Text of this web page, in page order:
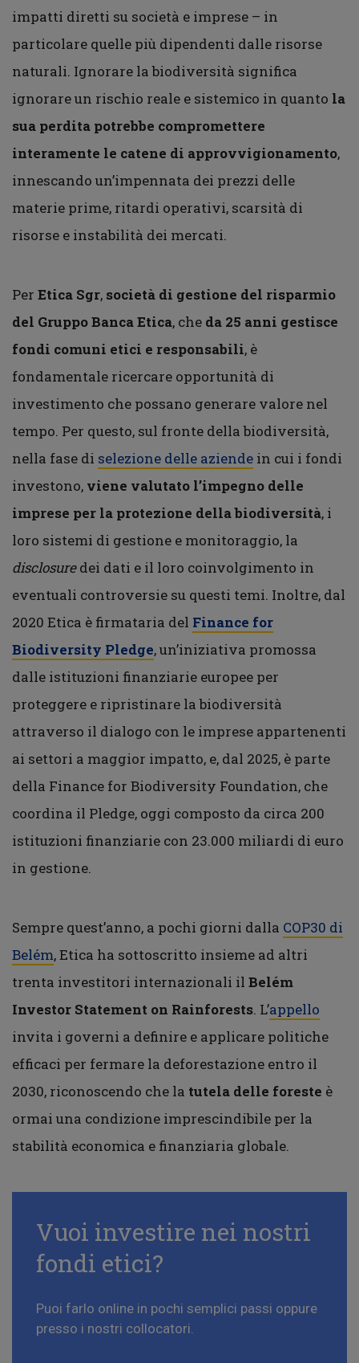
impatti diretti su società e imprese – in
particolare quelle più dipendenti dalle risorse
naturali. Ignorare la biodiversità significa
ignorare un rischio reale e sistemico in quanto la
sua perdita potrebbe compromettere
interamente le catene di approvvigionamento,
innescando un’impennata dei prezzi delle
materie prime, ritardi operativi, scarsità di
risorse e instabilità dei mercati.
Per Etica Sgr, società di gestione del risparmio
del Gruppo Banca Etica, che da 25 anni gestisce
fondi comuni etici e responsabili, è
fondamentale ricercare opportunità di
investimento che possano generare valore nel
tempo. Per questo, sul fronte della biodiversità,
nella fase di selezione delle aziende in cui i fondi
investono, viene valutato l’impegno delle
imprese per la protezione della biodiversità, i
loro sistemi di gestione e monitoraggio, la
disclosuredei dati e il loro coinvolgimento in
eventuali controversie su questi temi. Inoltre, dal
2020 Etica è firmataria del Finance for
Biodiversity Pledge, un’iniziativa promossa
dalle istituzioni finanziarie europee per
proteggere e ripristinare la biodiversità
attraverso il dialogo con le imprese appartenenti
ai settori a maggior impatto, e, dal 2025, è parte
della Finance for Biodiversity Foundation, che
coordina il Pledge, oggi composto da circa 200
istituzioni finanziarie con 23.000 miliardi di euro
in gestione.
Sempre quest’anno, a pochi giorni dalla COP30 di
Belém, Etica ha sottoscritto insieme ad altri
trenta investitori internazionali il Belém
Investor Statement on Rainforests. L’appello
invita i governi a definire e applicare politiche
efficaci per fermare la deforestazione entro il
2030, riconoscendo che la tutela delle foreste è
ormai una condizione imprescindibile per la
stabilità economica e finanziaria globale.
Vuoi investire nei nostri
fondi etici?
Puoi farlo online in pochi semplici passi oppure
presso i nostri collocatori.